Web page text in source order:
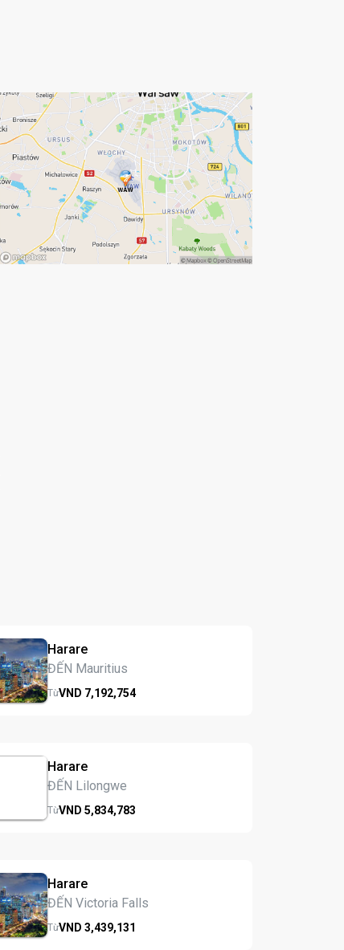
Harare
ĐẾN Mauritius
TừVND 7,192,754
Harare
ĐẾN Lilongwe
TừVND5,834,783
Harare
ĐẾN Victoria Falls
TừVND3,439,131